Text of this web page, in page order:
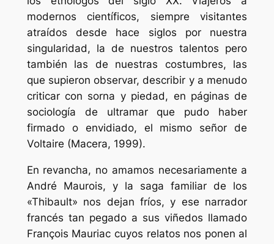
modernos científicos, siempre visitantes
atraídos desde hace siglos por nuestra
singularidad, la de nuestros talentos pero
también las de nuestras costumbres, las
que supieron observar, describir y a menudo
criticar con sorna y piedad, en páginas de
sociología de ultramar que pudo haber
firmado o envidiado, el mismo señor de
Voltaire (Macera, 1999).
En revancha, no amamos necesariamente a
André Maurois, y la saga familiar de los
«Thibault» nos dejan fríos, y ese narrador
francés tan pegado a sus viñedos llamado
François Mauriac cuyos relatos nos ponen al